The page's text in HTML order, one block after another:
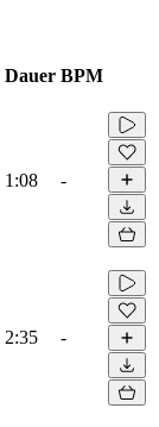
Dauer BPM
1:08 -
2:35 -